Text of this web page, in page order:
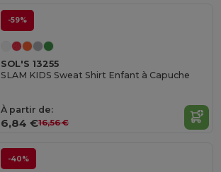
-59%
SOL'S 13255
SLAM KIDS Sweat Shirt Enfant à Capuche
À partir de:
6,84 €16,56 €
-40%